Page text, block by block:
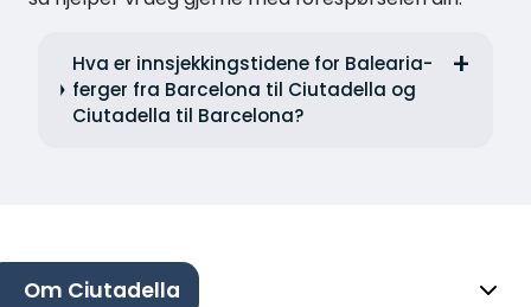
Hva er innsjekkingstidene for Balearia-
ferger fra Barcelona til Ciutadella og
Ciutadella til Barcelona?
Om Ciutadella